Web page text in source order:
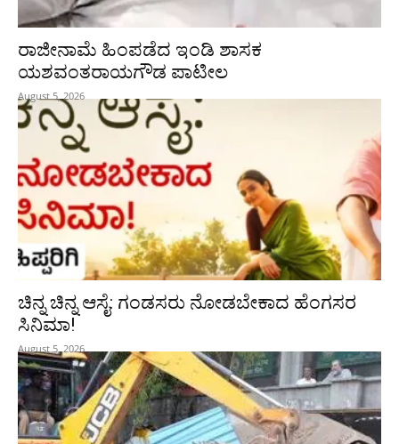
ರಾಜೀನಾಮೆ ಹಿಂಪಡೆದ ಇಂಡಿ ಶಾಸಕ
ಯಶವಂತರಾಯಗೌಡ ಪಾಟೀಲ
August 5, 2026
ಚಿನ್ನ ಚಿನ್ನ ಆಸೈ: ಗಂಡಸರು ನೋಡಬೇಕಾದ ಹೆಂಗಸರ
ಸಿನಿಮಾ!
August 5, 2026